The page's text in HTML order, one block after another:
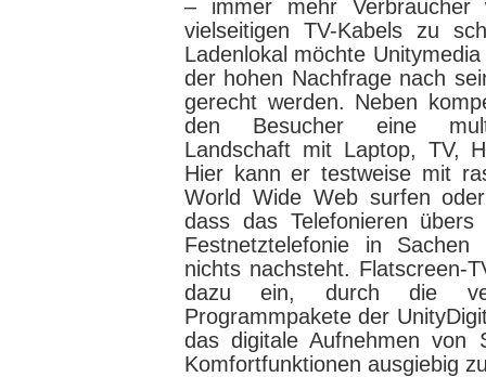
– immer mehr Verbraucher
vielseitigen TV-Kabels zu
Ladenlokal möchte
der hohen Nachfrage nach
gerecht werden. Neben
den Besucher eine
Landschaft mit Laptop, TV,
Hier kann er testweise mit
World Wide Web surfen
dass das Telefonieren
Festnetztelefonie in
nichts nachsteht. Flatscreen-
dazu ein, durch die
Programmpakete der
das digitale Aufnehmen von
Komfortfunktionen ausgiebig